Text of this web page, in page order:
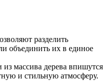
разделить
объединить их в единое
массива дерева впишутся
и стильную атмосферу.